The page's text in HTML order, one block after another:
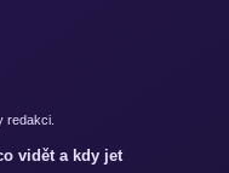
redakci.
vidět a kdy jet